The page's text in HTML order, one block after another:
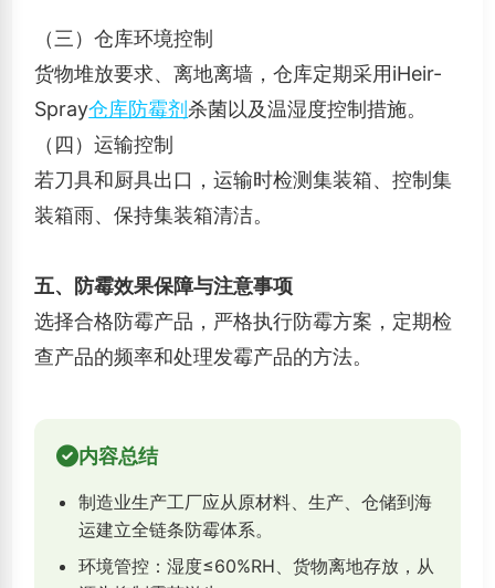
（三）仓库环境控制
货物堆放要求、离地离墙，仓库定期采用iHeir-
Spray仓库防霉剂 杀菌以及温湿度控制措施。
（四）运输控制
若刀具和厨具出口，运输时检测集装箱、控制集
装箱雨、保持集装箱清洁。
五、防霉效果保障与注意事项
选择合格防霉产品，严格执行防霉方案，定期检
查产品的频率和处理发霉产品的方法。
内容总结
制造业生产工厂应从原材料、生产、仓储到海
运建立全链条防霉体系。
环境管控：湿度≤60%RH、货物离地存放，从